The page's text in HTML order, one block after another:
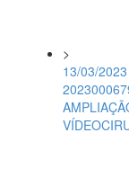
>
13/03/